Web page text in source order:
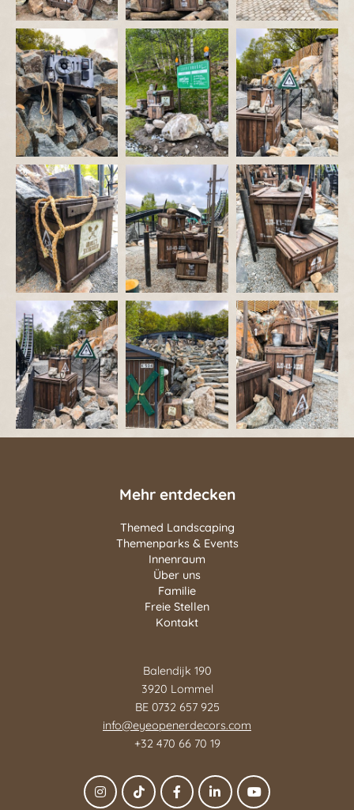
Mehr entdecken
Themed Landscaping
Themenparks & Events
Innenraum
Über uns
Familie
Freie Stellen
Kontakt
Balendijk 190
3920 Lommel
BE 0732 657 925
info@eyeopenerdecors.com
+32 470 66 70 19